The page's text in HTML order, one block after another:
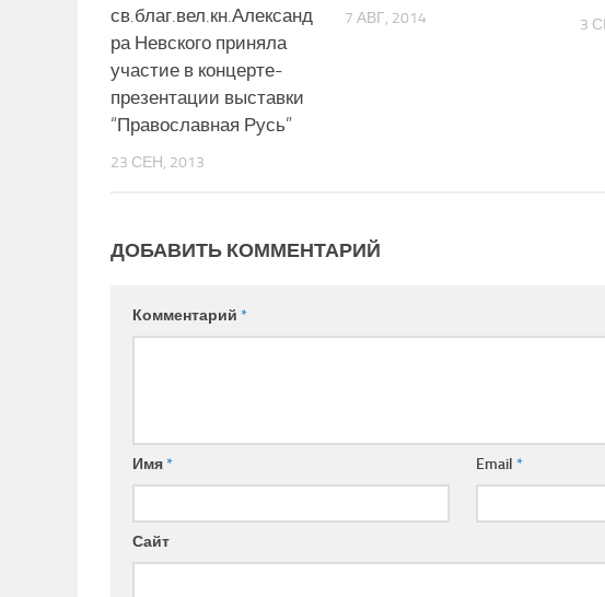
св.благ.вел.кн.Александ
ра Невского приняла
участие в концерте-
презентации выставки
“Православная Русь”
23 СЕН, 2013
7 АВГ, 2014 3
ДОБАВИТЬ КОММЕНТАРИЙ
Комментарий *
Имя* Email*
Сайт